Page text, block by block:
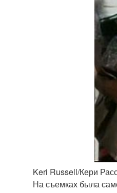
Keri Russell/Кери
На съемках была